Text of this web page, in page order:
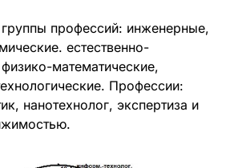
профессий: инженерные,
естественно-
математические,
Профессии:
нанотехнолог, экспертиза и